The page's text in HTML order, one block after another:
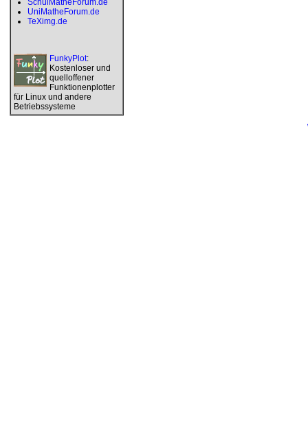
SchulMatheForum.de
UniMatheForum.de
TeXimg.de
FunkyPlot:
Kostenloser und
quelloffener
Funktionenplotter
für Linux und andere
Betriebssysteme